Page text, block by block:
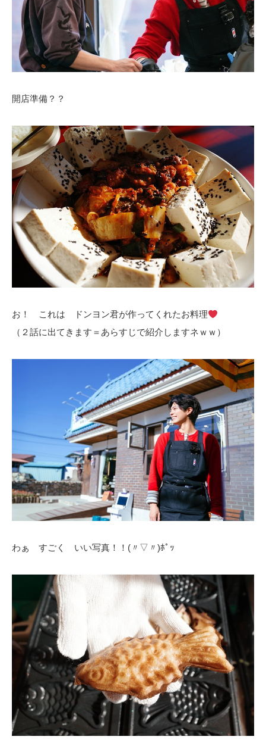
開店準備？？
お！ これは ドンヨン君が作ってくれたお料理
（２話に出てきます＝あらすじで紹介しますネｗｗ）
わぁ すごく いい写真！！(〃▽〃)ﾎﾟｯ